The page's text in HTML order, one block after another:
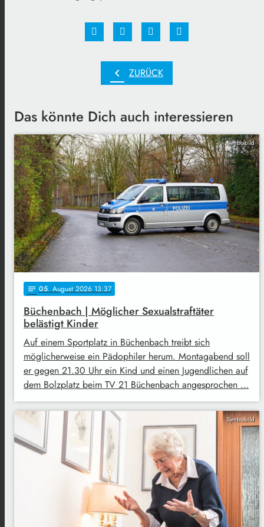
chevron_left ZURÜCK
Das könnte Dich auch interessieren
Symbolbild
notes 05. August 2026 13:37
Büchenbach | Möglicher Sexualstraftäter
belästigt Kinder
Auf einem Sportplatz in Büchenbach treibt sich
möglicherweise ein Pädophiler herum. Montagabend soll
er gegen 21.30 Uhr ein Kind und einen Jugendlichen auf
dem Bolzplatz beim TV 21 Büchenbach angesprochen …
Symbolbild